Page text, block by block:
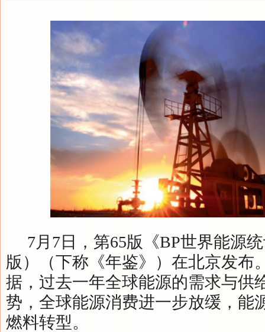
7月7日，第65版《BP世界能源
版）（下称《年鉴》）在北京发布
据，过去一年全球能源的需求与供
势，全球能源消费进一步放缓，能
燃料转型。